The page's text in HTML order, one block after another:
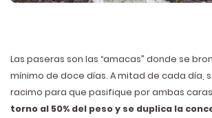
Las paseras son las “amacas” donde se
mínimo de doce días. A mitad de cada día,
racimo para que pasifique por ambas
torno al 50% del peso y se duplica la